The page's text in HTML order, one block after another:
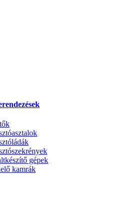
gépek
kamrák